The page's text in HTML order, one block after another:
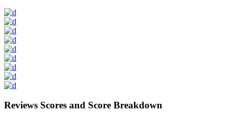
Reviews Scores and Score Breakdown